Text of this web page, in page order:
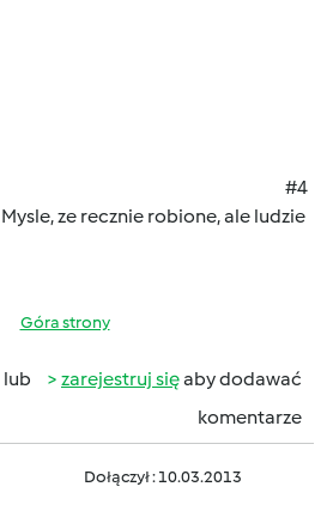
#4
Mysle, ze recznie robione, ale ludzie
Góra strony
lub zarejestruj sięaby dodawać
komentarze
Dołączył : 10.03.2013